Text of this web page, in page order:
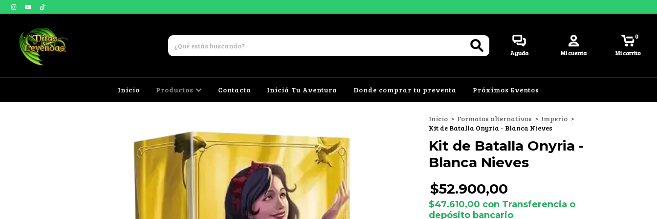
Ayuda Mi cuenta Mi carrito
0
Inicio Productos Contacto Iniciá Tu Aventura Donde comprar tu preventa Próximos Eventos
Inicio > Formatos alternativos > Imperio >
Kit de Batalla Onyria - Blanca Nieves
Kit de Batalla Onyria -
Blanca Nieves
$52.900,00
$47.610,00 con Transferencia o
depósito bancario